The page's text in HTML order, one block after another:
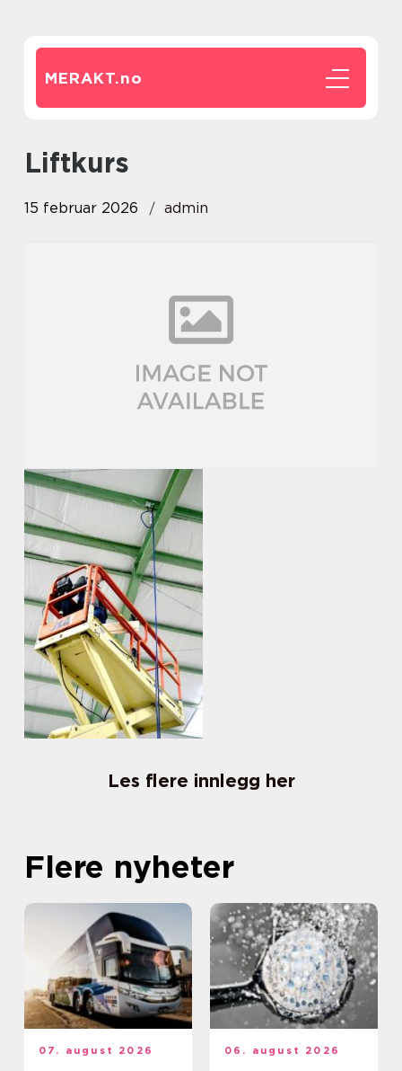
MERAKT.no
Liftkurs
15 februar 2026 admin
Les flere innlegg her
Flere nyheter
07. august 2026 06. august 2026